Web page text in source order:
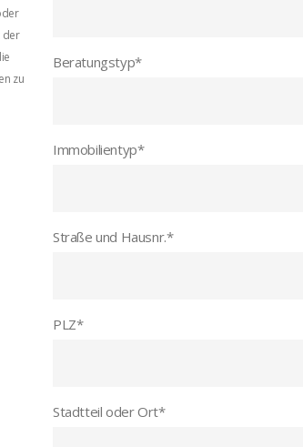
der
zu
Beratungstyp*
Immobilientyp*
Straße und Hausnr.*
PLZ*
Stadtteil oder Ort*